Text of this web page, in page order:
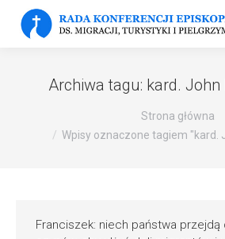
Archiwa tagu: kard. John
Strona główna
Wpisy oznaczone tagiem "kard.
Franciszek: niech państwa przejdą